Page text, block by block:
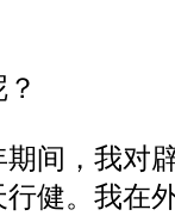
期间，我对
行健。我在